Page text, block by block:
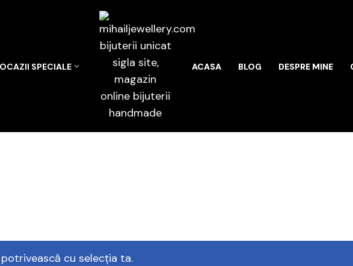
OCAZII SPECIALE ACASA BLOG DESPRE MINE
cu selecția ta.